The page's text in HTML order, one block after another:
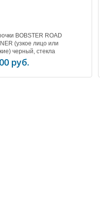
BOBSTER ROAD
(узкое лицо или
черный, стекла
UV защита
руб.